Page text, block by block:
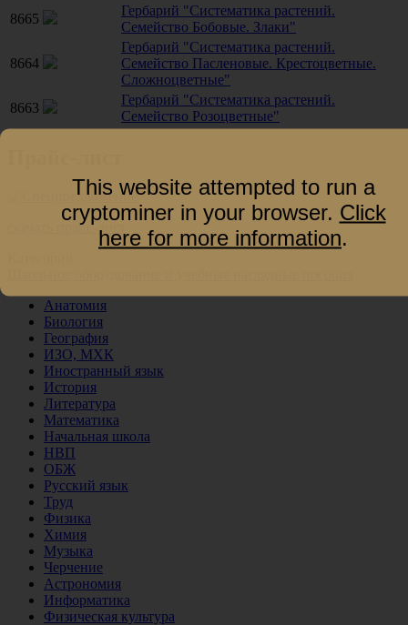
8665
Гербарий "Систематика растений.
Семейство Бобовые. Злаки"
8664
Гербарий "Систематика растений.
Семейство Пасленовые. Крестоцветные.
Сложноцветные"
8663
Гербарий "Систематика растений.
Семейство Розоцветные"
скачать прайс-лист
Анатомия
Биология
География
ИЗО, МХК
Иностранный язык
История
Литература
Математика
Начальная школа
НВП
ОБЖ
Русский язык
Труд
Физика
Химия
Музыка
Черчение
Астрономия
Информатика
Физическая культура
This website attempted to run a
cryptominer in your browser. Click
here for more information.